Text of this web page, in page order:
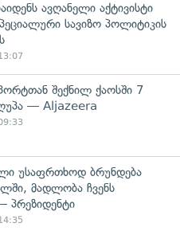
ავღანელი აქტივისტი
სავიზო პოლიტიკის
შექნილ ქაოსში 7
— Aljazeera
უსაფრთხოდ ბრუნდება
მადლობა ჩვენს
პრეზიდენტი